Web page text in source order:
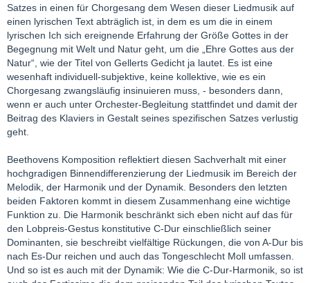
Satzes in einen für Chorgesang dem Wesen dieser Liedmusik auf
einen lyrischen Text abträglich ist, in dem es um die in einem
lyrischen Ich sich ereignende Erfahrung der Größe Gottes in der
Begegnung mit Welt und Natur geht, um die „Ehre Gottes aus der
Natur“, wie der Titel von Gellerts Gedicht ja lautet. Es ist eine
wesenhaft individuell-subjektive, keine kollektive, wie es ein
Chorgesang zwangsläufig insinuieren muss, - besonders dann,
wenn er auch unter Orchester-Begleitung stattfindet und damit der
Beitrag des Klaviers in Gestalt seines spezifischen Satzes verlustig
geht.
Beethovens Komposition reflektiert diesen Sachverhalt mit einer
hochgradigen Binnendifferenzierung der Liedmusik im Bereich der
Melodik, der Harmonik und der Dynamik. Besonders den letzten
beiden Faktoren kommt in diesem Zusammenhang eine wichtige
Funktion zu. Die Harmonik beschränkt sich eben nicht auf das für
den Lobpreis-Gestus konstitutive C-Dur einschließlich seiner
Dominanten, sie beschreibt vielfältige Rückungen, die von A-Dur bis
nach Es-Dur reichen und auch das Tongeschlecht Moll umfassen.
Und so ist es auch mit der Dynamik: Wie die C-Dur-Harmonik, so ist